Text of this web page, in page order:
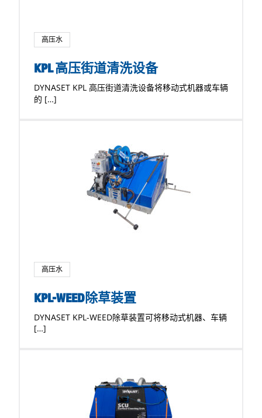
高压水
KPL 高压街道清洗设备
DYNASET KPL 高压街道清洗设备将移动式机器或车辆
的 […]
高压水
KPL-WEED除草装置
DYNASET KPL-WEED除草装置可将移动式机器、车辆
[…]